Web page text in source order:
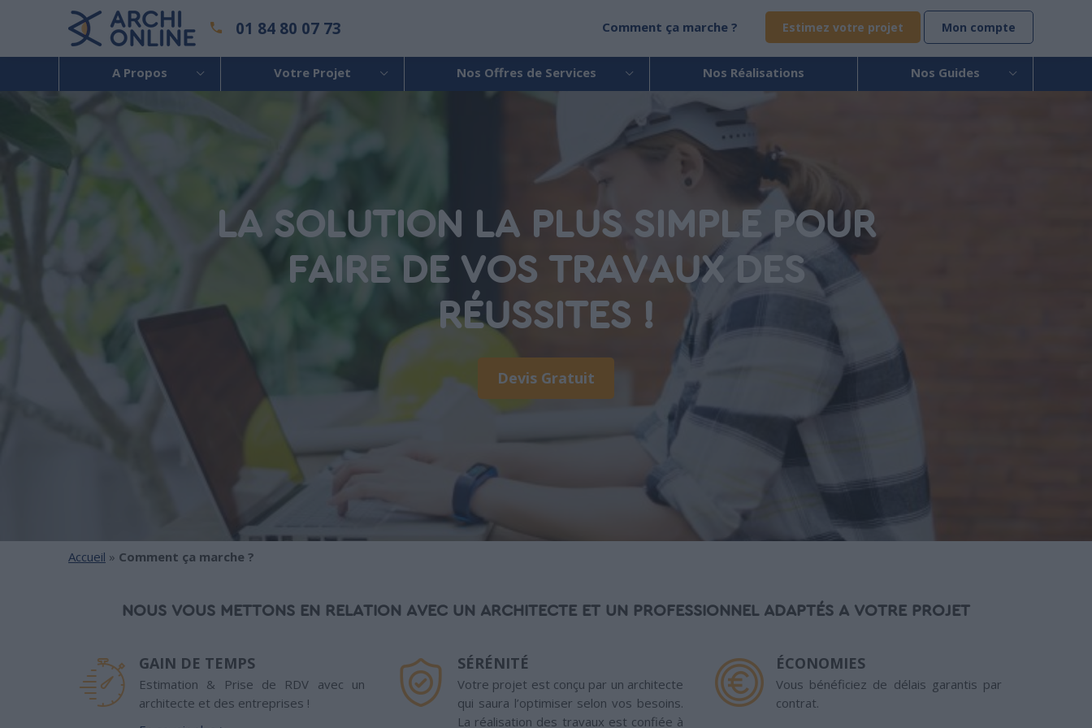
01 84 80 07 73 Comment ça marche ? Estimez votre projet Mon compte
A Propos Votre Projet Nos Offres de Services Nos Réalisations Nos Guides
LA SOLUTION LA PLUS SIMPLE POUR
FAIRE DE VOS TRAVAUX DES
RÉUSSITES !
Devis Gratuit
Accueil » Comment ça marche ?
NOUS VOUS METTONS EN RELATION AVEC UN ARCHITECTE ET UN PROFESSIONNEL ADAPTÉS A VOTRE PROJET
GAIN DE TEMPS
Estimation & Prise de RDV avec un
architecte et des entreprises !
SÉRÉNITÉ
Votre projet est conçu par un architecte
qui saura l’optimiser selon vos besoins.
La réalisation des travaux est confiée à
ÉCONOMIES
Vous bénéficiez de délais garantis par
contrat.